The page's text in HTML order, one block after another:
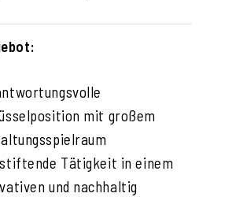
mit großem
Tätigkeit in einem
und nachhaltig